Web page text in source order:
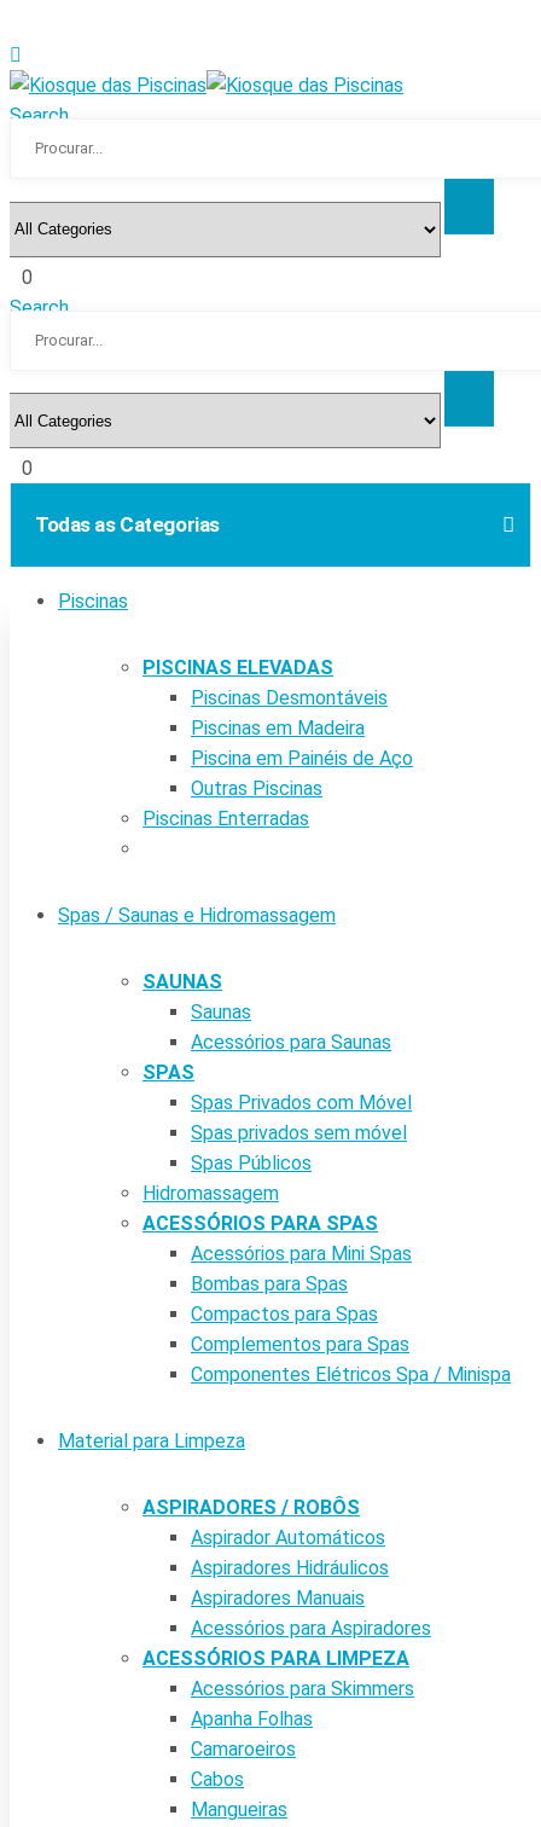
Search
0
Search
0
Todas as Categorias
Piscinas
PISCINAS ELEVADAS
Piscinas Desmontáveis
Piscinas em Madeira
Piscina em Painéis de Aço
Outras Piscinas
Piscinas Enterradas
Spas / Saunas e Hidromassagem
SAUNAS
Saunas
Acessórios para Saunas
SPAS
Spas Privados com Móvel
Spas privados sem móvel
Spas Públicos
Hidromassagem
ACESSÓRIOS PARA SPAS
Acessórios para Mini Spas
Bombas para Spas
Compactos para Spas
Complementos para Spas
Componentes Elétricos Spa / Minispa
Material para Limpeza
ASPIRADORES / ROBÔS
Aspirador Automáticos
Aspiradores Hidráulicos
Aspiradores Manuais
Acessórios para Aspiradores
ACESSÓRIOS PARA LIMPEZA
Acessórios para Skimmers
Apanha Folhas
Camaroeiros
Cabos
Mangueiras